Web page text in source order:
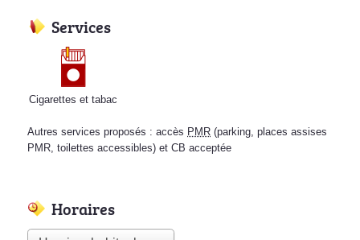
Services
Cigarettes et tabac
Autres services proposés : accès PMR (parking, places assises
PMR, toilettes accessibles) et CB acceptée
Horaires